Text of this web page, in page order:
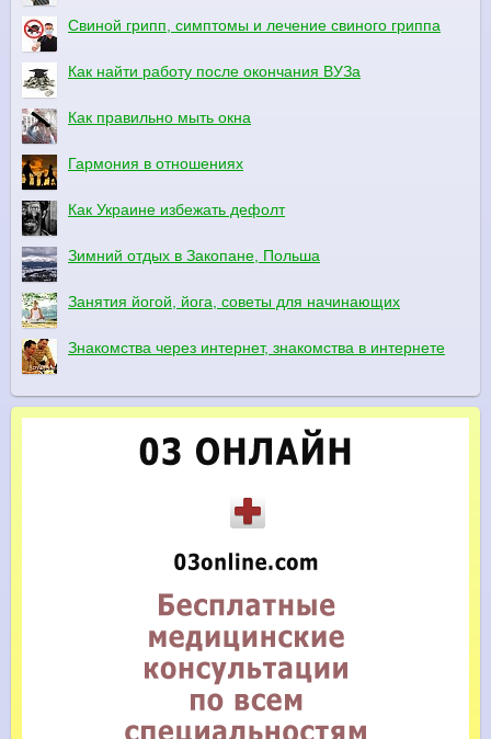
Свиной грипп, симптомы и лечение свиного гриппа
Как найти работу после окончания ВУЗа
Как правильно мыть окна
Гармония в отношениях
Как Украине избежать дефолт
Зимний отдых в Закопане, Польша
Занятия йогой, йога, советы для начинающих
Знакомства через интернет, знакомства в интернете